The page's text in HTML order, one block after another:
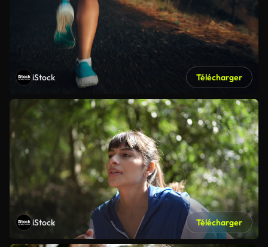
iStock Télécharger
iStock Télécharger